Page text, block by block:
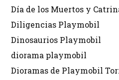
Día de los Muertos y
Diligencias Playmobil
Dinosaurios Playmobil
diorama playmobil
Dioramas de Playmobil